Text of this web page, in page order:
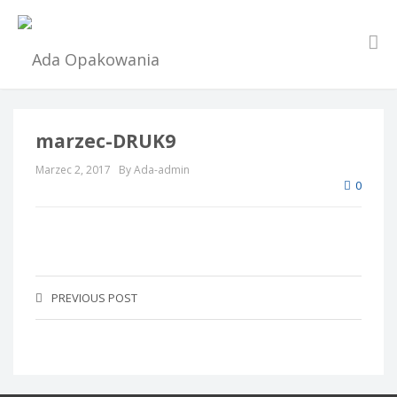
marzec-DRUK9
Marzec 2, 2017 By Ada-admin
0
PREVIOUS POST